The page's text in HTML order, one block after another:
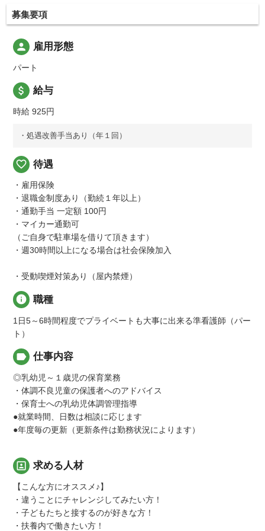
募集要項
person 雇用形態
パート
attach_money 給与
時給 925円
・処遇改善手当あり（年１回）
favorite_border 待遇
・雇用保険
・退職金制度あり（勤続１年以上）
・通勤手当 一定額 100円
・マイカー通勤可
（ご自身で駐車場を借りて頂きます）
・週30時間以上になる場合は社会保険加入
・受動喫煙対策あり（屋内禁煙）
info 職種
1日5～6時間程度でプライベートも大事に出来る準看護師（パー
ト）
label 仕事内容
◎乳幼児～１歳児の保育業務
・体調不良児童の保護者へのアドバイス
・保育士への乳幼児体調管理指導
●就業時間、日数は相談に応じます
●年度毎の更新（更新条件は勤務状況によります）
portrait 求める人材
【こんな方にオススメ♪】
・違うことにチャレンジしてみたい方！
・子どもたちと接するのが好きな方！
・扶養内で働きたい方！